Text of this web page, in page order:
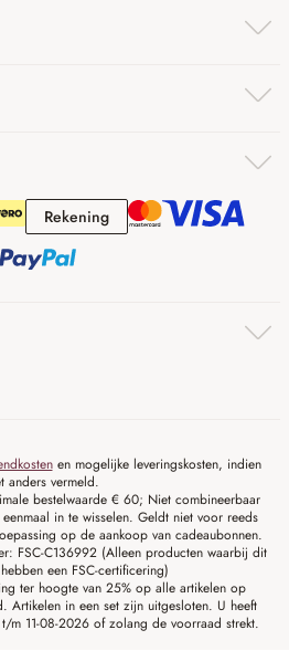
RekeningRekening
en mogelijke leveringskosten, indien
anders vermeld.
bestelwaarde € 60; Niet combineerbaar
in te wisselen. Geldt niet voor reeds
op de aankoop van cadeaubonnen.
FSC-C136992 (Alleen producten waarbij dit
een FSC-certificering)
ter hoogte van 25% op alle artikelen op
Artikelen in een set zijn uitgesloten. U heeft
m 11-08-2026 of zolang de voorraad strekt.